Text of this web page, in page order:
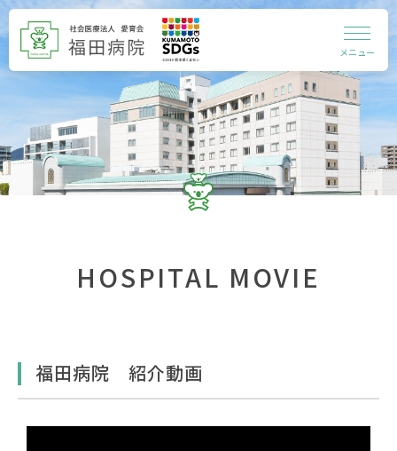
メニュー
HOSPITAL MOVIE
福田病院 紹介動画